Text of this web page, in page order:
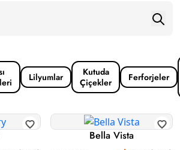
Lilyumlar
Kutuda
Çiçekler
Ferforjeler
Bella Vista